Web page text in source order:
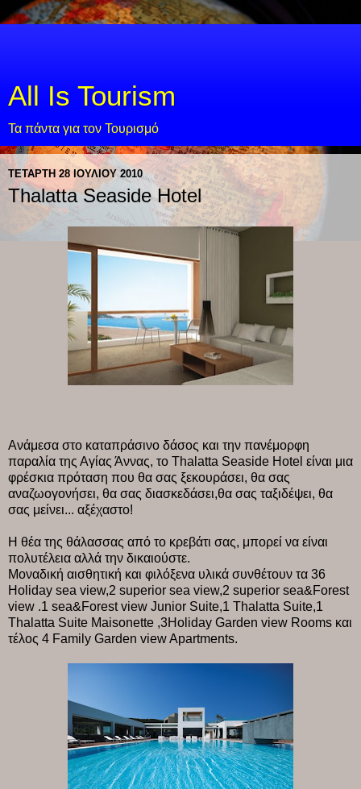
All Is Tourism
Τα πάντα για τον Τουρισμό
ΤΕΤΆΡΤΗ 28 ΙΟΥΛΊΟΥ 2010
Thalatta Seaside Hotel
Ανάμεσα στο καταπράσινο δάσος και την πανέμορφη
παραλία της Αγίας Άννας, το Thalatta Seaside Hotel είναι μια
φρέσκια πρόταση που θα σας ξεκουράσει, θα σας
αναζωογονήσει, θα σας διασκεδάσει,θα σας ταξιδέψει, θα
σας μείνει... αξέχαστο!
Η θέα της θάλασσας από το κρεβάτι σας, μπορεί να είναι
πολυτέλεια αλλά την δικαιούστε.
Mοναδική αισθητική και φιλόξενα υλικά συνθέτουν τα 36
Holiday sea view,2 superior sea view,2 superior sea&Forest
view .1 sea&Forest view Junior Suite,1 Thalatta Suite,1
Thalatta Suite Maisonette ,3Holiday Garden view Rooms και
τέλος 4 Family Garden view Apartments.